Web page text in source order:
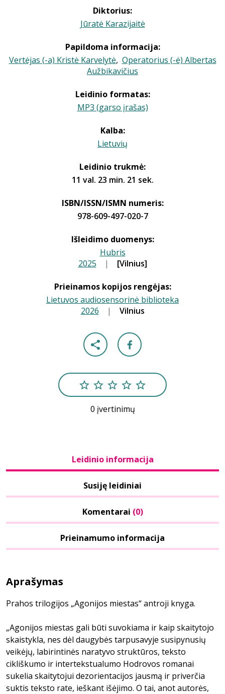
Diktorius:
Jūratė Karazijaitė
Papildoma informacija:
Vertėjas (-a) Kristė Karvelytė, Operatorius (-ė) Albertas
Aužbikavičius
Leidinio formatas:
MP3 (garso įrašas)
Kalba:
Lietuvių
Leidinio trukmė:
11 val. 23 min. 21 sek.
ISBN/ISSN/ISMN numeris:
978-609-497-020-7
Išleidimo duomenys:
Hubris
2025 | [Vilnius]
Prieinamos kopijos rengėjas:
Lietuvos audiosensorinė biblioteka
2026 | Vilnius
0 įvertinimų
Leidinio informacija
Susiję leidiniai
Komentarai (0)
Prieinamumo informacija
Aprašymas
Prahos trilogijos „Agonijos miestas“ antroji knyga.
„Agonijos miestas gali būti suvokiama ir kaip skaitytojo
skaistykla, nes dėl daugybės tarpusavyje susipynusių
veikėjų, labirintinės naratyvo struktūros, teksto
cikliškumo ir intertekstualumo Hodrovos romanai
sukelia skaitytojui dezorientacijos jausmą ir priverčia
suktis teksto rate, ieškant išėjimo. O tai, anot autorės,